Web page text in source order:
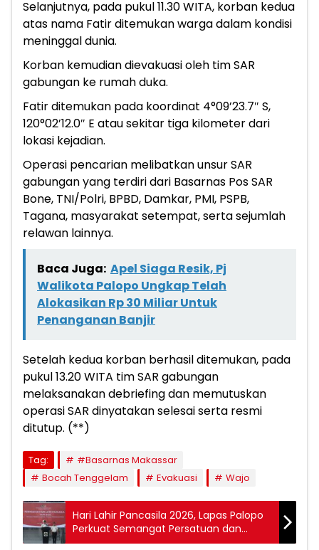
Selanjutnya, pada pukul 11.30 WITA, korban kedua
atas nama Fatir ditemukan warga dalam kondisi
meninggal dunia.
Korban kemudian dievakuasi oleh tim SAR
gabungan ke rumah duka.
Fatir ditemukan pada koordinat 4°09’23.7″ S,
120°02’12.0″ E atau sekitar tiga kilometer dari
lokasi kejadian.
Operasi pencarian melibatkan unsur SAR
gabungan yang terdiri dari Basarnas Pos SAR
Bone, TNI/Polri, BPBD, Damkar, PMI, PSPB,
Tagana, masyarakat setempat, serta sejumlah
relawan lainnya.
Baca Juga: Apel Siaga Resik, Pj
Walikota Palopo Ungkap Telah
Alokasikan Rp 30 Miliar Untuk
Penanganan Banjir
Setelah kedua korban berhasil ditemukan, pada
pukul 13.20 WITA tim SAR gabungan
melaksanakan debriefing dan memutuskan
operasi SAR dinyatakan selesai serta resmi
ditutup. (**)
Tag:
#Basarnas Makassar
Bocah Tenggelam
Evakuasi Wajo
Hari Lahir Pancasila 2026, Lapas Palopo
Perkuat Semangat Persatuan dan
Toleransi